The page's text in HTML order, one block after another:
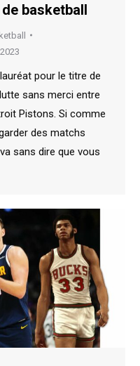
basketball
pour le titre de
sans merci entre
Pistons. Si comme
des matchs
sans dire que vous